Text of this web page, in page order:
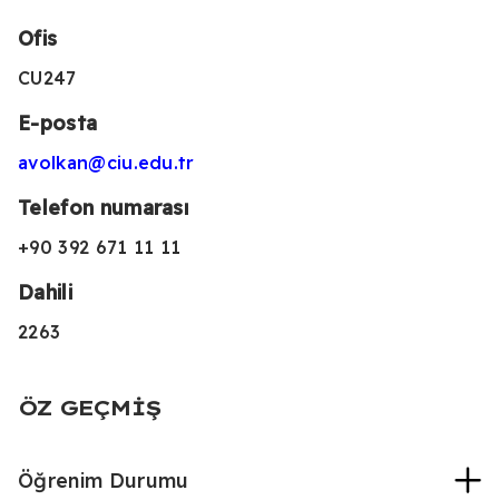
Ofis
CU247
E-posta
avolkan@ciu.edu.tr
Telefon numarası
+90 392 671 11 11
Dahili
2263
ÖZ GEÇMIŞ
Öğrenim Durumu